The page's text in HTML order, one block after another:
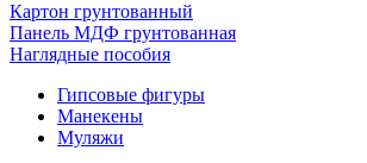
Картон грунтованный
Панель МДФ грунтованная
Наглядные пособия
Гипсовые фигуры
Манекены
Муляжи